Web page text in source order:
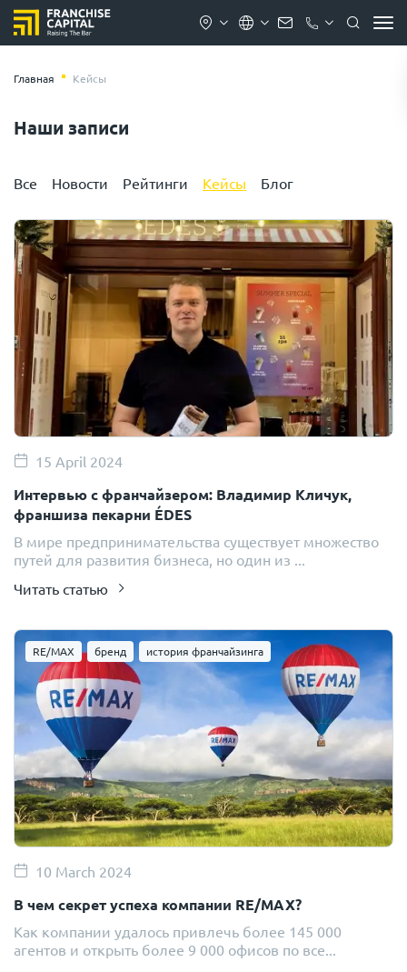
Главная Кейсы
Наши записи
Все Новости Рейтинги Кейсы Блог
15 April 2024
Интервью с франчайзером: Владимир Кличук,
франшиза пекарни ÉDES
В мире предпринимательства существует множество
путей для развития бизнеса, но один из ...
Читать статью
RE/MAX бренд история франчайзинга
10 March 2024
В чем секрет успеха компании RE/MAX?
Как компании удалось привлечь более 145 000
агентов и открыть более 9 000 офисов по все...